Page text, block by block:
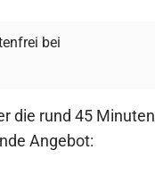
bei
die rund 45 Minuten
Angebot: